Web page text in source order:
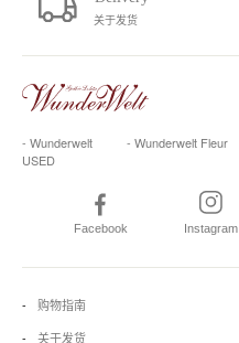
关于发货
- Wunderwelt
USED
- Wunderwelt Fleur
Facebook Instagram
购物指南
关于发货